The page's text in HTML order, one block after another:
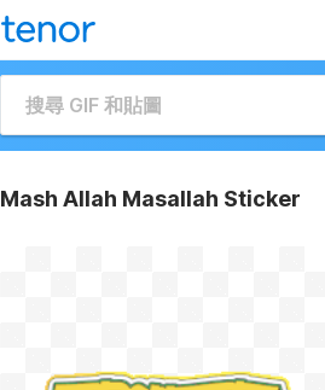
Mash Allah Masallah Sticker